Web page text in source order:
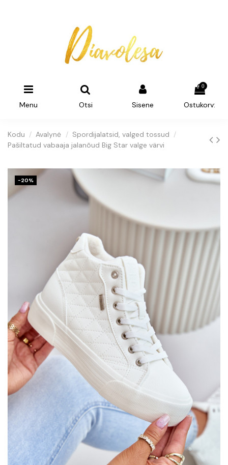
Menu Otsi Sisene
0
Ostukorv:
Kodu Avalynė
Spordijalatsid, valged tossud
Pašiltatud vabaaja jalanõud Big Star valge värvi
−20%